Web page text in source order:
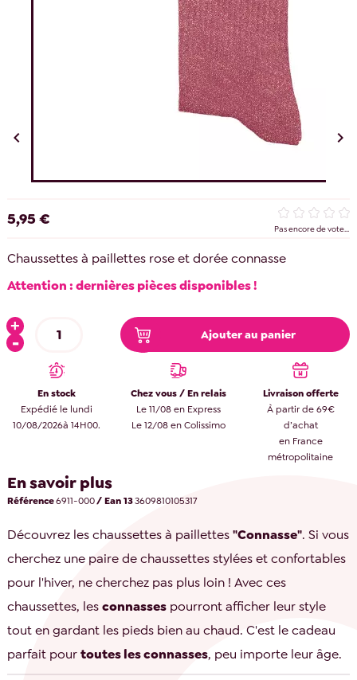
 
5,95 €
Pas encore de vote...
Chaussettes à paillettes rose et dorée connasse
Attention : dernières pièces disponibles !
Ajouter au panier
En stock
Expédié le lundi
10/08/2026à 14H00.
Chez vous / En relais
Le 11/08 en Express
Le 12/08 en Colissimo
Livraison offerte
À partir de 69€
d’achat
en France
métropolitaine
En savoir plus
Référence6911-000/ Ean 133609810105317
Découvrez les chaussettes à paillettes"Connasse". Si vous
cherchez une paire de chaussettes stylées et confortables
pour l'hiver, ne cherchez pas plus loin ! Avec ces
chaussettes, lesconnasses pourront afficher leur style
tout en gardant les pieds bien au chaud. C'est le cadeau
parfait pourtoutes les connasses, peu importe leur âge.